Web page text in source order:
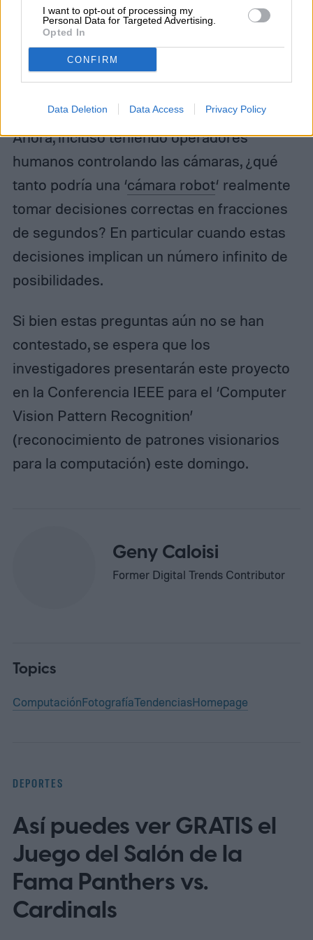
I want to opt-out of processing my
Personal Data for Targeted Advertising.
Opted In
CONFIRM
Data Deletion Data Access Privacy Policy
Ahora, incluso teniendo operadores
humanos controlando las cámaras, ¿qué
tanto podría una ‘cámara robot‘ realmente
tomar decisiones correctas en fracciones
de segundos? En particular cuando estas
decisiones implican un número infinito de
posibilidades.
Si bien estas preguntas aún no se han
contestado, se espera que los
investigadores presentarán este proyecto
en la Conferencia IEEE para el ‘Computer
Vision Pattern Recognition’
(reconocimiento de patrones visionarios
para la computación) este domingo.
Geny Caloisi
Former Digital Trends Contributor
Topics
ComputaciónFotografíaTendenciasHomepage
DEPORTES
Así puedes ver GRATIS el
Juego del Salón de la
Fama Panthers vs.
Cardinals